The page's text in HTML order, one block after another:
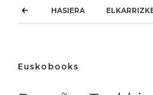
HASIERA
Euskobooks